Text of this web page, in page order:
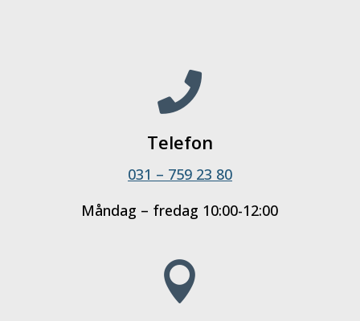

Telefon
031 – 759 23 80
Måndag – fredag 10:00-12:00
